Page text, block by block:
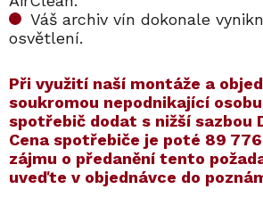
Váš archiv vín dokonale
osvětlení.
​​Při využití naší montáže a
soukromou nepodnikající
spotřebič dodat s nižší sazbou
Cena spotřebiče je poté 89
zájmu o předanění tento
uveďte v objednávce do